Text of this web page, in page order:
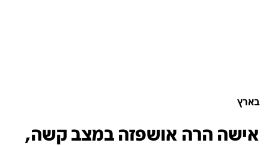
בארץ
אישה הרה אושפזה במצב קשה,